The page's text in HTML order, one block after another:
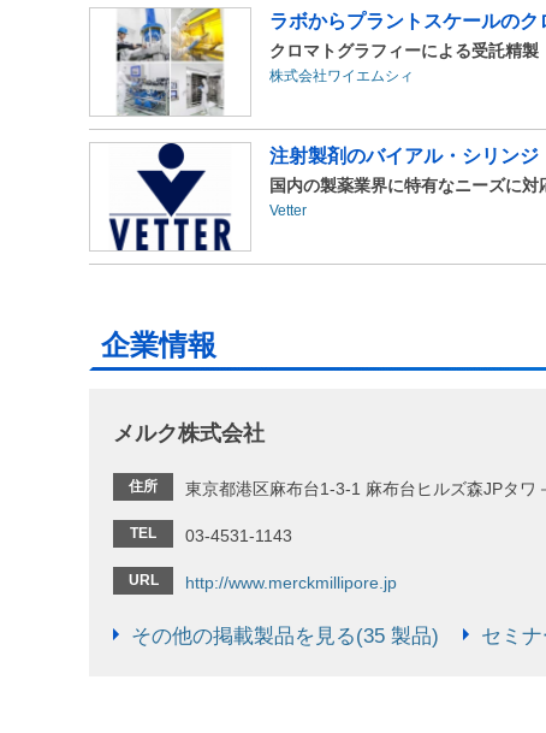
ラボからプラントスケールの
クロマトグラフィーによる受託精製
株式会社ワイエムシィ
注射製剤のバイアル・シリン
国内の製薬業界に特有なニーズに対
Vetter
企業情報
メルク株式会社
住所 東京都港区麻布台1-3-1 麻布台ヒルズ森JPタワ
TEL 03-4531-1143
URL http://www.merckmillipore.jp
その他の掲載製品を見る(35 製品) セミ